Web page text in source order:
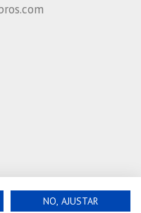
NO, AJUSTAR